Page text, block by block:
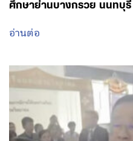
ศึกษาย่านบางกรวย นนทบุรี
อ่านต่อ